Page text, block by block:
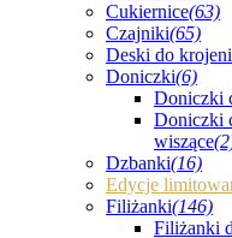
Cukiernice(63)
Czajniki(65)
Deski do
Doniczki(6)
Doniczki
Doniczki
wiszące
Dzbanki(16)
Edycje
Filiżanki(146)
Filiżanki